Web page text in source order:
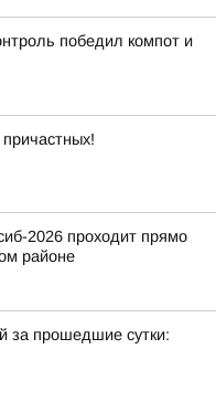
победил компот и
2026 проходит прямо
районе
за прошедшие сутки: